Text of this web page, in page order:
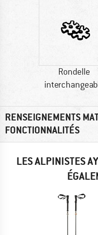
Rondelle
RENSEIGNEMENTS
FONCTIONNALITÉS
LES ALPINISTES